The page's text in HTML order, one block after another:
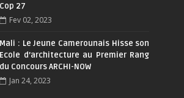
Cop 27
Fev 02, 2023
Mali : Le Jeune Camerounais Hisse son
Ecole d’architecture au Premier Rang
du Concours ARCHI-NOW
Jan 24, 2023